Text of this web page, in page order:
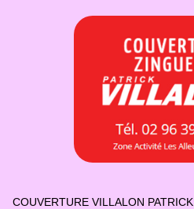
COUVERTURE VILLALON PATRICK